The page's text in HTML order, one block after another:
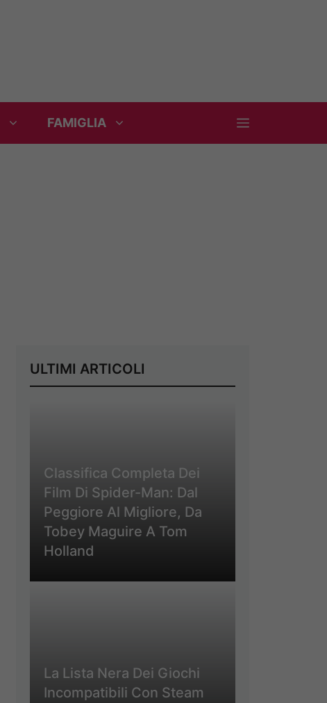
FAMIGLIA
ULTIMI ARTICOLI
Classifica Completa Dei
Film Di Spider-Man: Dal
Peggiore Al Migliore, Da
Tobey Maguire A Tom
Holland
La Lista Nera Dei Giochi
Incompatibili Con Steam